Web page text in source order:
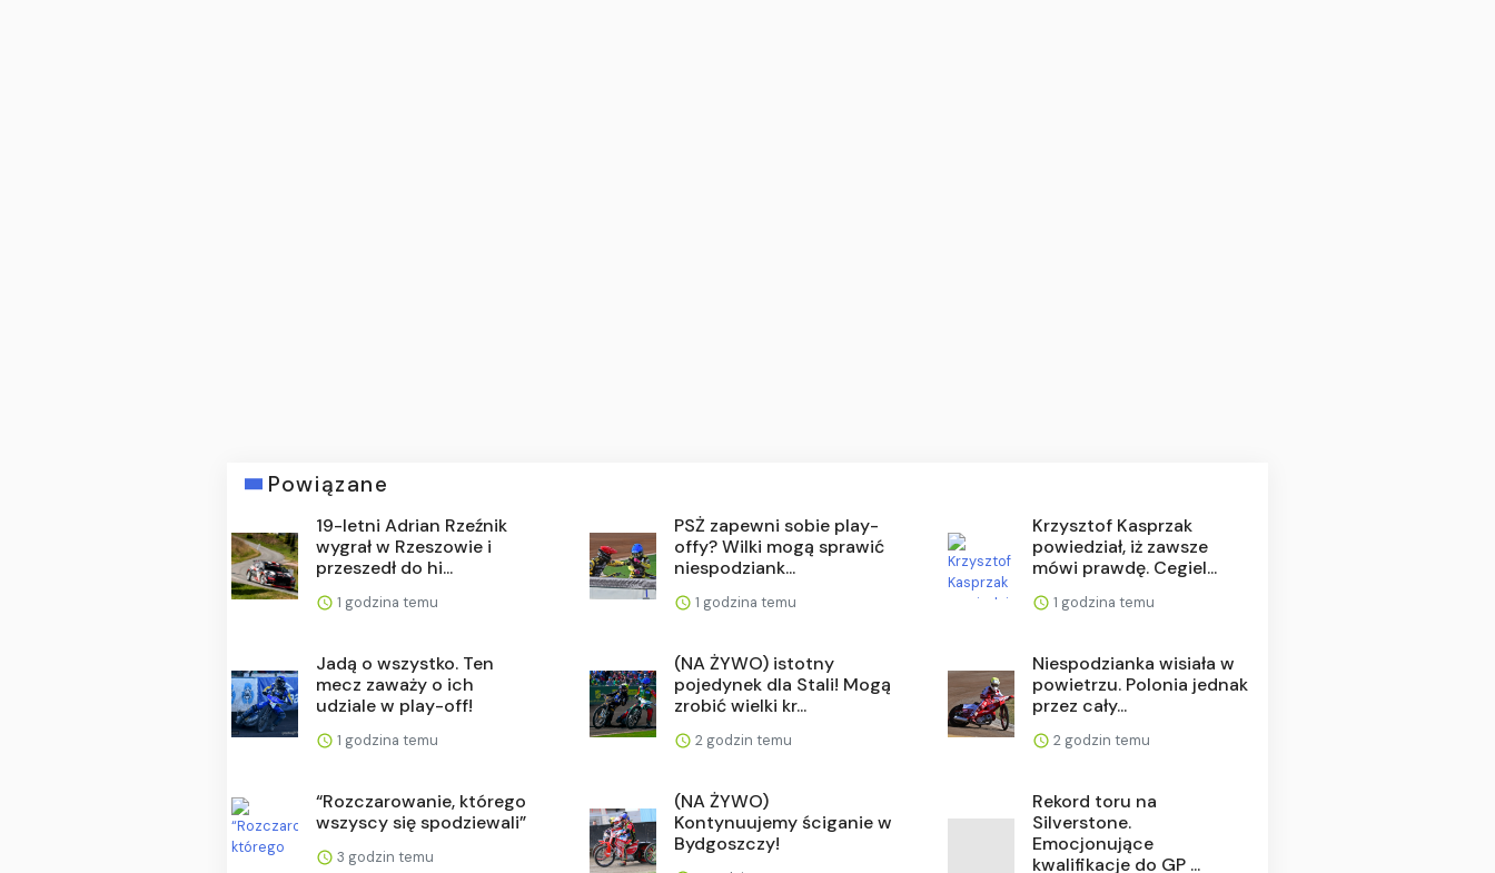
Powiązane
19-letni Adrian Rzeźnik
wygrał w Rzeszowie i
przeszedł do hi...
1 godzina temu
PSŻ zapewni sobie play-
offy? Wilki mogą sprawić
niespodziank...
1 godzina temu
Krzysztof Kasprzak
powiedział, iż zawsze
mówi prawdę. Cegiel...
1 godzina temu
Jadą o wszystko. Ten
mecz zaważy o ich
udziale w play-off!
1 godzina temu
(NA ŻYWO) istotny
pojedynek dla Stali! Mogą
zrobić wielki kr...
2 godzin temu
Niespodzianka wisiała w
powietrzu. Polonia jednak
przez cały...
2 godzin temu
“Rozczarowanie, którego
wszyscy się spodziewali”
3 godzin temu
(NA ŻYWO)
Kontynuujemy ściganie w
Bydgoszczy!
Rekord toru na
Silverstone.
Emocjonujące
kwalifikacje do GP ...